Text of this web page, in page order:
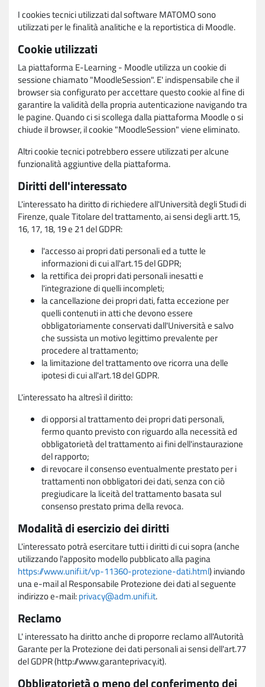
I cookies tecnici utilizzati dal software MATOMO sono
utilizzati per le finalità analitiche e la reportistica di Moodle.
Cookie utilizzati
La piattaforma E-Learning - Moodle utilizza un cookie di
sessione chiamato "MoodleSession". E' indispensabile che il
browser sia configurato per accettare questo cookie al fine di
garantire la validità della propria autenticazione navigando tra
le pagine. Quando ci si scollega dalla piattaforma Moodle o si
chiude il browser, il cookie "MoodleSession" viene eliminato.
Altri cookie tecnici potrebbero essere utilizzati per alcune
funzionalità aggiuntive della piattaforma.
Diritti dell'interessato
L'interessato ha diritto di richiedere all'Università degli Studi di
Firenze, quale Titolare del trattamento, ai sensi degli artt.15,
16, 17, 18, 19 e 21 del GDPR:
l'accesso ai propri dati personali ed a tutte le
informazioni di cui all'art.15 del GDPR;
la rettifica dei propri dati personali inesatti e
l'integrazione di quelli incompleti;
la cancellazione dei propri dati, fatta eccezione per
quelli contenuti in atti che devono essere
obbligatoriamente conservati dall'Università e salvo
che sussista un motivo legittimo prevalente per
procedere al trattamento;
la limitazione del trattamento ove ricorra una delle
ipotesi di cui all'art.18 del GDPR.
L'interessato ha altresì il diritto:
di opporsi al trattamento dei propri dati personali,
fermo quanto previsto con riguardo alla necessità ed
obbligatorietà del trattamento ai fini dell'instaurazione
del rapporto;
di revocare il consenso eventualmente prestato per i
trattamenti non obbligatori dei dati, senza con ciò
pregiudicare la liceità del trattamento basata sul
consenso prestato prima della revoca.
Modalità di esercizio dei diritti
L'interessato potrà esercitare tutti i diritti di cui sopra (anche
utilizzando l'apposito modello pubblicato alla pagina
https://www.unifi.it/vp-11360-protezione-dati.html) inviando
una e-mail al Responsabile Protezione dei dati al seguente
indirizzo e-mail:privacy@adm.unifi.it.
Reclamo
L' interessato ha diritto anche di proporre reclamo all'Autorità
Garante per la Protezione dei dati personali ai sensi dell'art.77
del GDPR (http://www.garanteprivacy.it).
Obbligatorietà o meno del conferimento dei